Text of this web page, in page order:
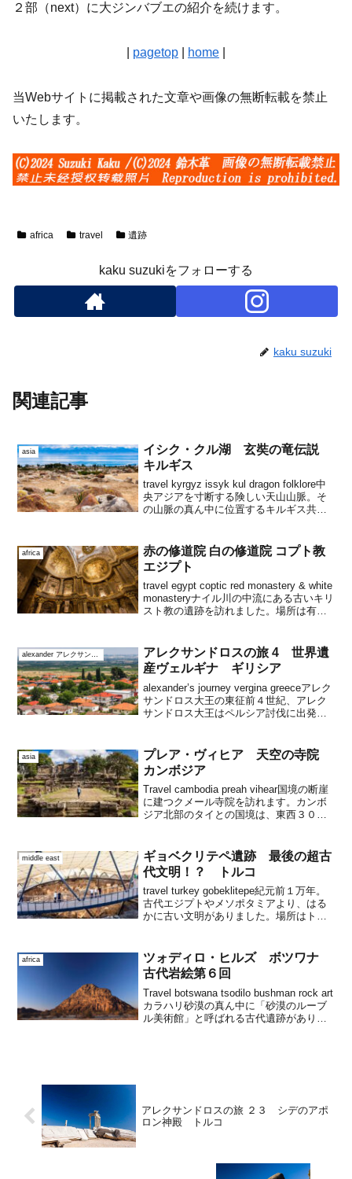
２部（next）に大ジンバブエの紹介を続けます。
pagetop home
当Webサイトに掲載された文章や画像の無断転載を禁止
いたします。
africa travel 遺跡
kaku suzukiをフォローする
kaku suzuki
関連記事
asia
イシク・クル湖 玄奘の竜伝説
キルギス
travel kyrgyz issyk kul dragon folklore中
央アジアを寸断する険しい天山山脈。そ
の山脈の真ん中に位置するキルギス共和
す。天山山脈 遊牧...
africa
赤の修道院 白の修道院 コプト教
エジプト
travel egypt coptic red monastery & white
monasteryナイル川の中流にある古いキリ
スト教の遺跡を訪れました。場所は有名
グ...
alexander アレクサンドロス大王
アレクサンドロスの旅 4 世界遺
産ヴェルギナ ギリシア
alexander’s journey vergina greeceアレク
サンドロス大王の東征前４世紀、アレク
サンドロス大王はペルシア討伐に出発こ
郷、マケドニアの古都を...
asia
プレア・ヴィヒア 天空の寺院
カンボジア
Travel cambodia preah vihear国境の断崖
に建つクメール寺院を訪れます。カンボ
ジア北部のタイとの国境は、東西３００
斜ですが、カンボジア側は高さ数...
middle east
ギョベクリテペ遺跡 最後の超古
代文明！？ トルコ
travel turkey gobeklitepe紀元前１万年。
古代エジプトやメソポタミアより、はる
かに古い文明がありました。場所はトル
難解なテーマですので、どうか一緒...
africa
ツォディロ・ヒルズ ボツワナ
古代岩絵第６回
Travel botswana tsodilo bushman rock art
カラハリ砂漠の真ん中に「砂漠のルーブ
ル美術館」と呼ばれる古代遺跡がありま
アレクサンドロスの旅 ２３ シデのアポ
ロン神殿 トルコ